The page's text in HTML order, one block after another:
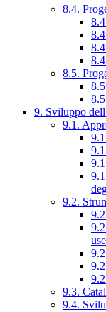
8.4.
8.5.
9. Sviluppo
9.1.
9.2.
use
9.3.
9.4.